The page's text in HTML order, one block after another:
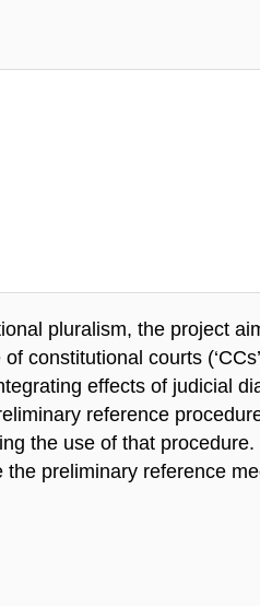
pluralism, the project
constitutional courts
effects of judicial
reference
the use of that procedure.
preliminary reference